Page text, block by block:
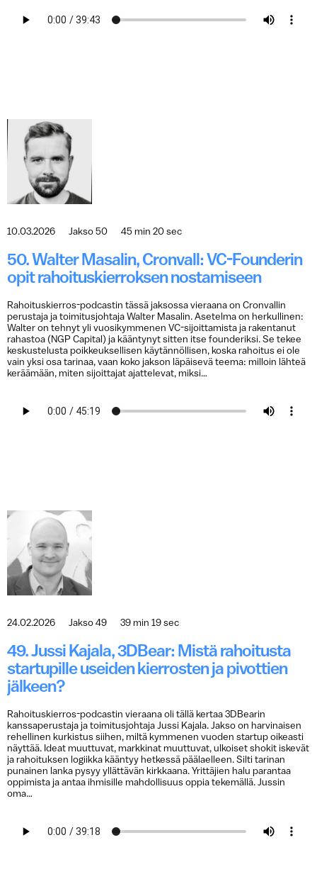
10.03.2026 Jakso 50 45 min 20 sec
50. Walter Masalin, Cronvall: VC-Founderin
opit rahoituskierroksen nostamiseen
Rahoituskierros-podcastin tässä jaksossa vieraana on Cronvallin
perustaja ja toimitusjohtaja Walter Masalin. Asetelma on herkullinen:
Walter on tehnyt yli vuosikymmenen VC-sijoittamista ja rakentanut
rahastoa (NGP Capital) ja kääntynyt sitten itse founderiksi. Se tekee
keskustelusta poikkeuksellisen käytännöllisen, koska rahoitus ei ole
vain yksi osa tarinaa, vaan koko jakson läpäisevä teema: milloin lähteä
keräämään, miten sijoittajat ajattelevat, miksi…
24.02.2026 Jakso 49 39 min 19 sec
49. Jussi Kajala, 3DBear: Mistä rahoitusta
startupille useiden kierrosten ja pivottien
jälkeen?
Rahoituskierros-podcastin vieraana oli tällä kertaa 3DBearin
kanssaperustaja ja toimitusjohtaja Jussi Kajala. Jakso on harvinaisen
rehellinen kurkistus siihen, miltä kymmenen vuoden startup oikeasti
näyttää. Ideat muuttuvat, markkinat muuttuvat, ulkoiset shokit iskevät
ja rahoituksen logiikka kääntyy hetkessä päälaelleen. Silti tarinan
punainen lanka pysyy yllättävän kirkkaana. Yrittäjien halu parantaa
oppimista ja antaa ihmisille mahdollisuus oppia tekemällä. Jussin
oma…